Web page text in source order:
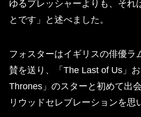
ゆるプレッシャーよりも、それ
とです」と述べました。
フォスターはイギリスの俳優ラ
賛を送り、「The Last of Us」
Thrones」のスターと初めて出
リウッドセレブレーションを思